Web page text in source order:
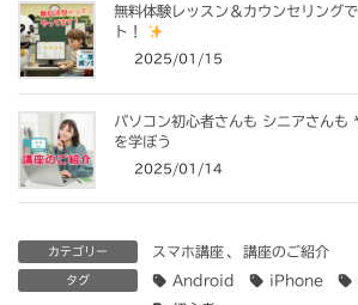
無料体験レッスン＆カウンセリング
ト！
2025/01/15
パソコン初心者さんも シニアさんも
を学ぼう
2025/01/14
カテゴリー スマホ講座 、 講座のご紹介
タグ Android iPhone